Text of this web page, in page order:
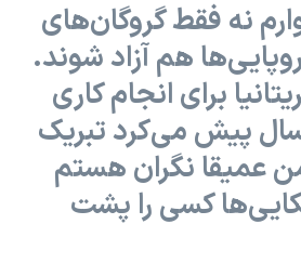
نه فقط گروگان‌های
هم آزاد شوند.
برای انجام کاری
پیش می‌کرد تبریک
عمیقا نگران هستم
کسی را پشت